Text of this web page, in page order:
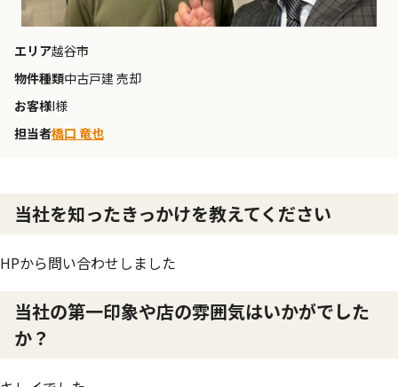
エリア越谷市
物件種類中古戸建 売却
お客様I様
担当者橋口 竜也
当社を知ったきっかけを教えてください
HPから問い合わせしました
当社の第一印象や店の雰囲気はいかがでした
か？